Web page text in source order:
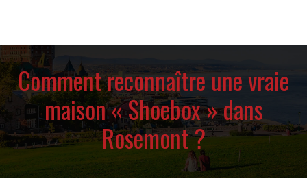
Comment reconnaître une vraie
maison « Shoebox » dans
Rosemont ?